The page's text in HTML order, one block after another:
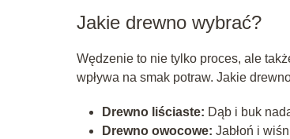
Jakie drewno wybrać?
Wędzenie to nie tylko proces, ale
wpływa na smak potraw. Jakie
Drewno liściaste: Dąb i buk
Drewno owocowe: Jabłoń i